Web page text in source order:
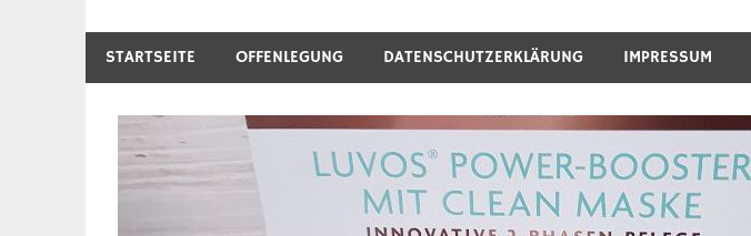
STARTSEITE OFFENLEGUNG DATENSCHUTZERKLÄRUNG IMPRESSUM